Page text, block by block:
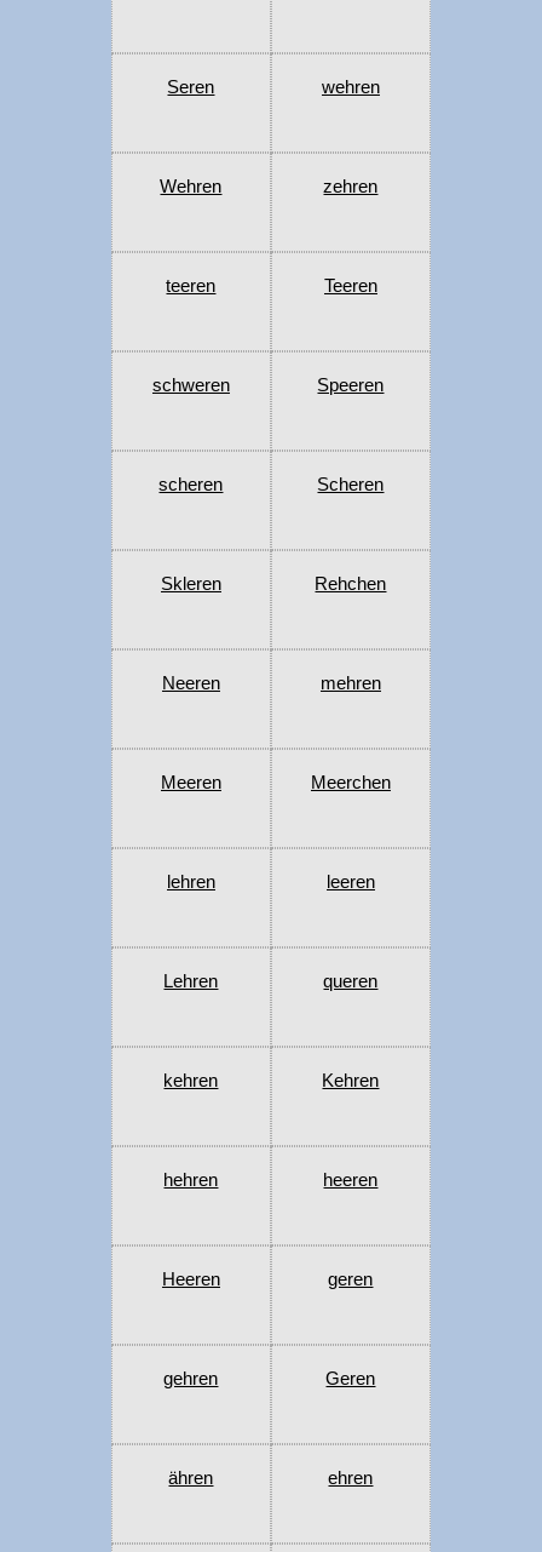
Seren wehren
Wehren zehren
teeren Teeren
schweren Speeren
scheren Scheren
Skleren Rehchen
Neeren mehren
Meeren Meerchen
lehren leeren
Lehren queren
kehren Kehren
hehren heeren
Heeren geren
gehren Geren
ähren ehren